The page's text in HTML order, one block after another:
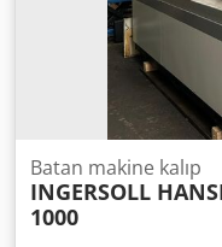
Batan makine kalıp
INGERSOLL
1000